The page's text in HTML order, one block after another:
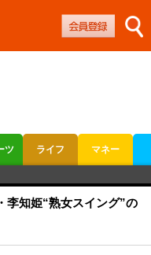
ツ ライフ マネー
李知姫“熟女スイング”の